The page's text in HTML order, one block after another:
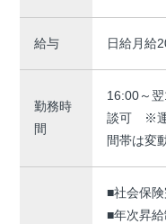
給与 日給月給
勤務時
間
16:00～
談可 ※運
間帯は変
■社会保
■年次昇